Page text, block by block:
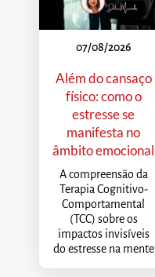
07/08/2026
Além do cansaço
físico: como o
estresse se
manifesta no
âmbito emocional
A compreensão da
Terapia Cognitivo-
Comportamental
(TCC) sobre os
impactos invisíveis
do estresse na mente